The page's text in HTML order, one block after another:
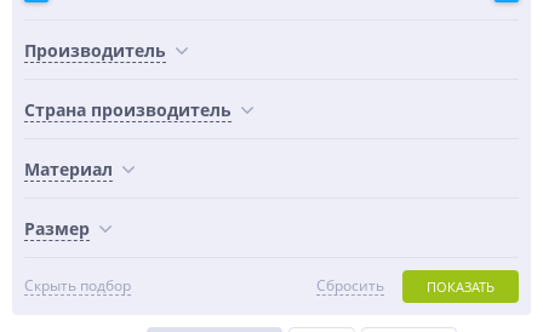
Производитель
Страна производитель
Материал
Размер
Скрыть подбор ПОКАЗАТЬ
Сбросить